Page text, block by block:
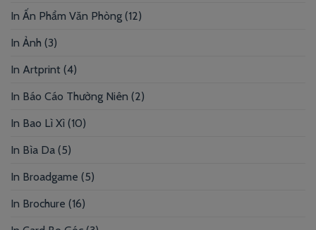
In Ấn Phẩm Văn Phòng (12)
In Ảnh (3)
In Artprint (4)
In Báo Cáo Thường Niên (2)
In Bao Lì Xì (10)
In Bìa Da (5)
In Broadgame (5)
In Brochure (16)